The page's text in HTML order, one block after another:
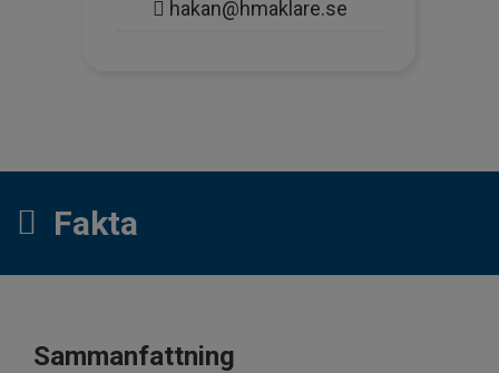
hakan@hmaklare.se
Fakta
Sammanfattning